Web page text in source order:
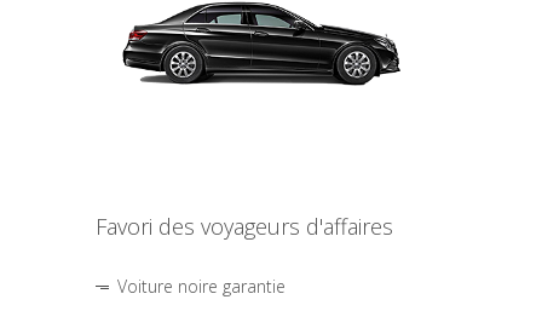
Favori des voyageurs d'affaires
Voiture noire garantie